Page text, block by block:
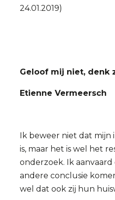
24.01.2019)
Geloof mij niet, denk
Etienne Vermeersch
Ik beweer niet dat mijn
is, maar het is wel het
onderzoek. Ik
andere conclusie
wel dat ook zij hun